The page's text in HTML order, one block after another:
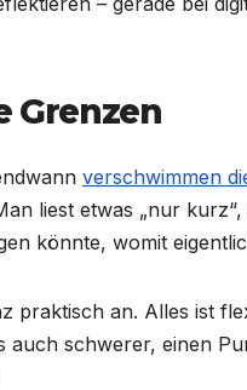
Grenzen
verschwimmen
liest etwas „nur
könnte, womit
praktisch an. Alles ist
auch schwerer, einen